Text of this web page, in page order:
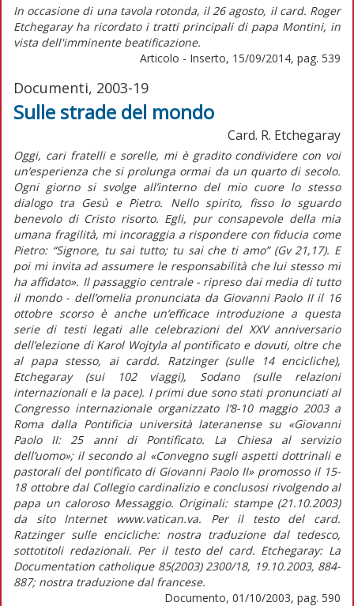
In occasione di una tavola rotonda, il 26 agosto, il card. Roger
Etchegaray ha ricordato i tratti principali di papa Montini, in
vista dell'imminente beatificazione.
Articolo - Inserto, 15/09/2014, pag. 539
Documenti, 2003-19
Sulle strade del mondo
Card. R. Etchegaray
Oggi, cari fratelli e sorelle, mi è gradito condividere con voi
un’esperienza che si prolunga ormai da un quarto di secolo.
Ogni giorno si svolge all’interno del mio cuore lo stesso
dialogo tra Gesù e Pietro. Nello spirito, fisso lo sguardo
benevolo di Cristo risorto. Egli, pur consapevole della mia
umana fragilità, mi incoraggia a rispondere con fiducia come
Pietro: “Signore, tu sai tutto; tu sai che ti amo” (Gv 21,17). E
poi mi invita ad assumere le responsabilità che lui stesso mi
ha affidato». Il passaggio centrale - ripreso dai media di tutto
il mondo - dell’omelia pronunciata da Giovanni Paolo II il 16
ottobre scorso è anche un’efficace introduzione a questa
serie di testi legati alle celebrazioni del XXV anniversario
dell’elezione di Karol Wojtyla al pontificato e dovuti, oltre che
al papa stesso, ai cardd. Ratzinger (sulle 14 encicliche),
Etchegaray (sui 102 viaggi), Sodano (sulle relazioni
internazionali e la pace). I primi due sono stati pronunciati al
Congresso internazionale organizzato l’8-10 maggio 2003 a
Roma dalla Pontificia università lateranense su «Giovanni
Paolo II: 25 anni di Pontificato. La Chiesa al servizio
dell’uomo»; il secondo al «Convegno sugli aspetti dottrinali e
pastorali del pontificato di Giovanni Paolo II» promosso il 15-
18 ottobre dal Collegio cardinalizio e conclusosi rivolgendo al
papa un caloroso Messaggio. Originali: stampe (21.10.2003)
da sito Internet www.vatican.va. Per il testo del card.
Ratzinger sulle encicliche: nostra traduzione dal tedesco,
sottotitoli redazionali. Per il testo del card. Etchegaray: La
Documentation catholique 85(2003) 2300/18, 19.10.2003, 884-
887; nostra traduzione dal francese.
Documento, 01/10/2003, pag. 590